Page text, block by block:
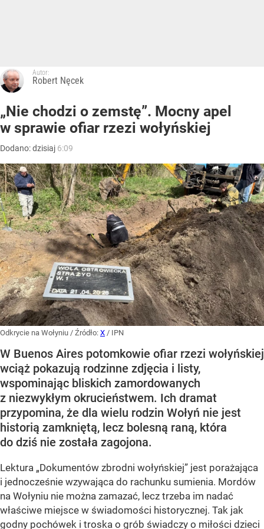
Autor:
Robert Nęcek
„Nie chodzi o zemstę”. Mocny apel
w sprawie ofiar rzezi wołyńskiej
Dodano:dzisiaj 6:09
Odkrycie na Wołyniu / Źródło: X / IPN
W Buenos Aires potomkowie ofiar rzezi wołyńskiej
wciąż pokazują rodzinne zdjęcia i listy,
wspominając bliskich zamordowanych
z niezwykłym okrucieństwem. Ich dramat
przypomina, że dla wielu rodzin Wołyń nie jest
historią zamkniętą, lecz bolesną raną, która
do dziś nie została zagojona.
Lektura „Dokumentów zbrodni wołyńskiej” jest porażająca
i jednocześnie wzywająca do rachunku sumienia. Mordów
na Wołyniu nie można zamazać, lecz trzeba im nadać
właściwe miejsce w świadomości historycznej. Tak jak
godny pochówek i troska o grób świadczy o miłości dzieci